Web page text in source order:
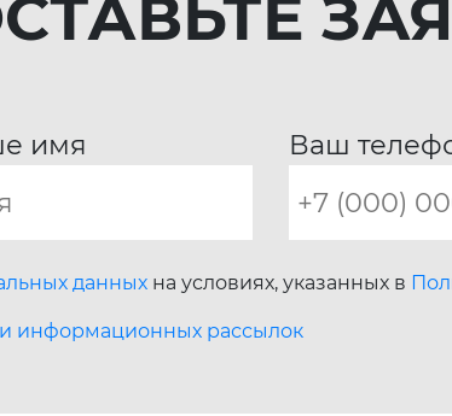
имя Ваш
данных на условиях, указанных в
информационных рассылок